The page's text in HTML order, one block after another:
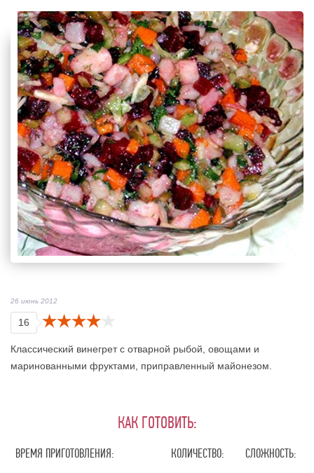
26 июнь 2012
16
Классический винегрет с отварной рыбой, овощами и
маринованными фруктами, приправленный майонезом.
КАК ГОТОВИТЬ:
ВРЕМЯ ПРИГОТОВЛЕНИЯ: КОЛИЧЕСТВО: СЛОЖНОСТЬ: